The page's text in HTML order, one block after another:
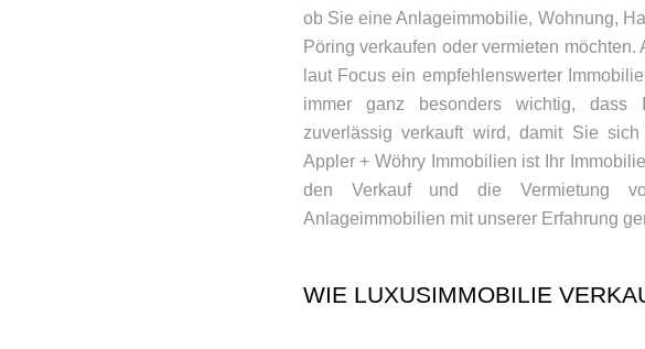
ob Sie eine Anlageimmobilie, Wohnung,
Pöring verkaufen oder vermieten
laut Focus ein empfehlenswerter
immer ganz besonders wichtig, dass
zuverlässig verkauft wird, damit Sie
Appler + Wöhry Immobilien ist Ihr
den Verkauf und die Vermietung
Anlageimmobilien mit unserer Erfahrung
WIE LUXUSIMMOBILIE